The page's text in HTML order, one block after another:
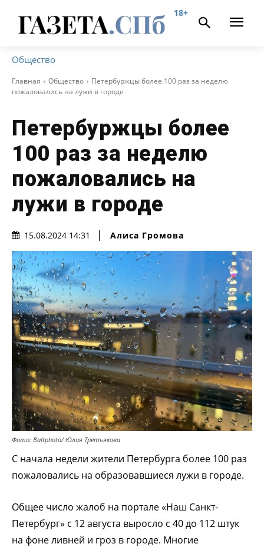
18+
Общество
Главная Общество
Петербуржцы более 100 раз за неделю
пожаловались на лужи в городе
Петербуржцы более
100 раз за неделю
пожаловались на
лужи в городе
15.08.2024 14:31 Алиса Громова
Фото: Baltphоto/ Юлия Третьякова
С начала недели жители Петербурга более 100 раз
пожаловались на образовавшиеся лужи в городе.
Общее число жалоб на портале «Наш Санкт-
Петербург» с 12 августа выросло с 40 до 112 штук
на фоне ливней и гроз в городе. Многие